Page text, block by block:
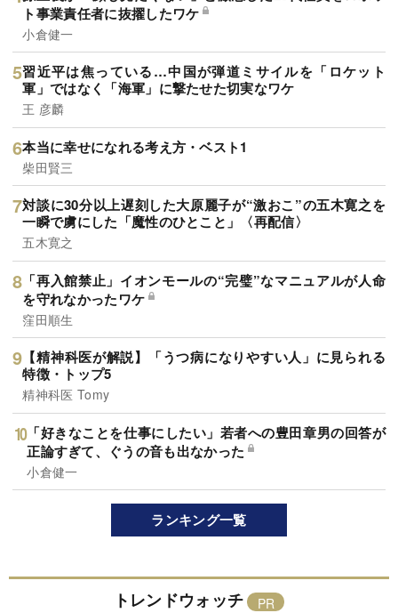
ト事業責任者に抜擢したワケ
小倉健一
習近平は焦っている…中国が弾道ミサイルを「ロケット
軍」ではなく「海軍」に撃たせた切実なワケ
王 彦麟
本当に幸せになれる考え方・ベスト1
柴田賢三
対談に30分以上遅刻した大原麗子が“激おこ”の五木寛之を
一瞬で虜にした「魔性のひとこと」〈再配信〉
五木寛之
「再入館禁止」イオンモールの“完璧”なマニュアルが人命
を守れなかったワケ
窪田順生
【精神科医が解説】「うつ病になりやすい人」に見られる
特徴・トップ5
精神科医 Tomy
「好きなことを仕事にしたい」若者への豊田章男の回答が
正論すぎて、ぐうの音も出なかった
小倉健一
ランキング一覧
トレンドウォッチ